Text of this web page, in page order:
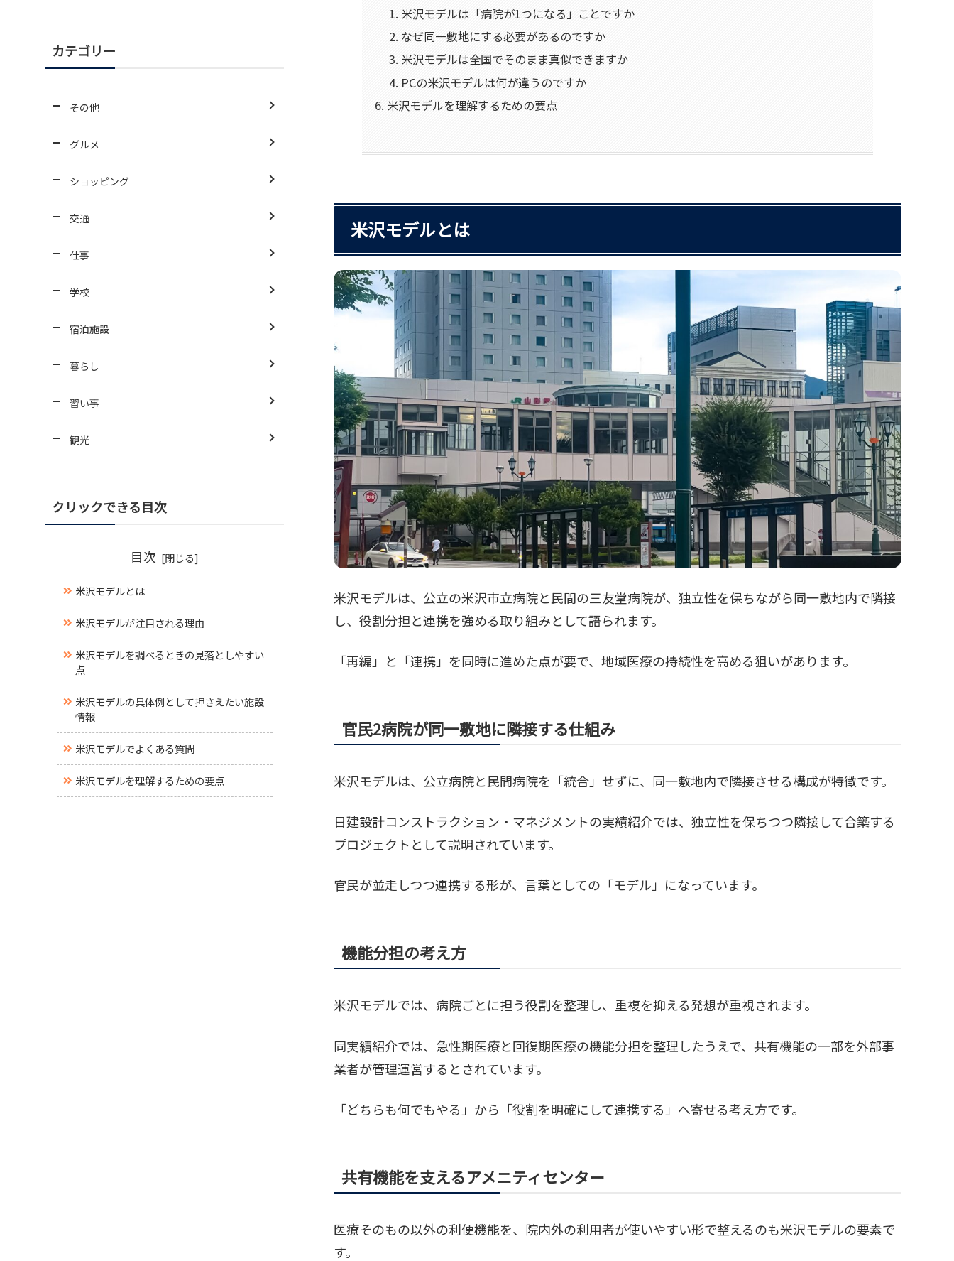
米沢モデルは「病院が1つになる」ことですか
なぜ同一敷地にする必要があるのですか
米沢モデルは全国でそのまま真似できますか
PCの米沢モデルは何が違うのですか
米沢モデルを理解するための要点
米沢モデルとは
米沢モデルは、公立の米沢市立病院と民間の三友堂病院が、独立性を保ちながら同一敷地内で隣接
し、役割分担と連携を強める取り組みとして語られます。
「再編」と「連携」を同時に進めた点が要で、地域医療の持続性を高める狙いがあります。
官民2病院が同一敷地に隣接する仕組み
米沢モデルは、公立病院と民間病院を「統合」せずに、同一敷地内で隣接させる構成が特徴です。
日建設計コンストラクション・マネジメントの実績紹介では、独立性を保ちつつ隣接して合築する
プロジェクトとして説明されています。
官民が並走しつつ連携する形が、言葉としての「モデル」になっています。
機能分担の考え方
米沢モデルでは、病院ごとに担う役割を整理し、重複を抑える発想が重視されます。
同実績紹介では、急性期医療と回復期医療の機能分担を整理したうえで、共有機能の一部を外部事
業者が管理運営するとされています。
「どちらも何でもやる」から「役割を明確にして連携する」へ寄せる考え方です。
共有機能を支えるアメニティセンター
医療そのもの以外の利便機能を、院内外の利用者が使いやすい形で整えるのも米沢モデルの要素で
す。
カテゴリー
その他
グルメ
ショッピング
交通
仕事
学校
宿泊施設
暮らし
習い事
観光
クリックできる目次
目次
米沢モデルとは
米沢モデルが注目される理由
米沢モデルを調べるときの見落としやすい
点
米沢モデルの具体例として押さえたい施設
情報
米沢モデルでよくある質問
米沢モデルを理解するための要点